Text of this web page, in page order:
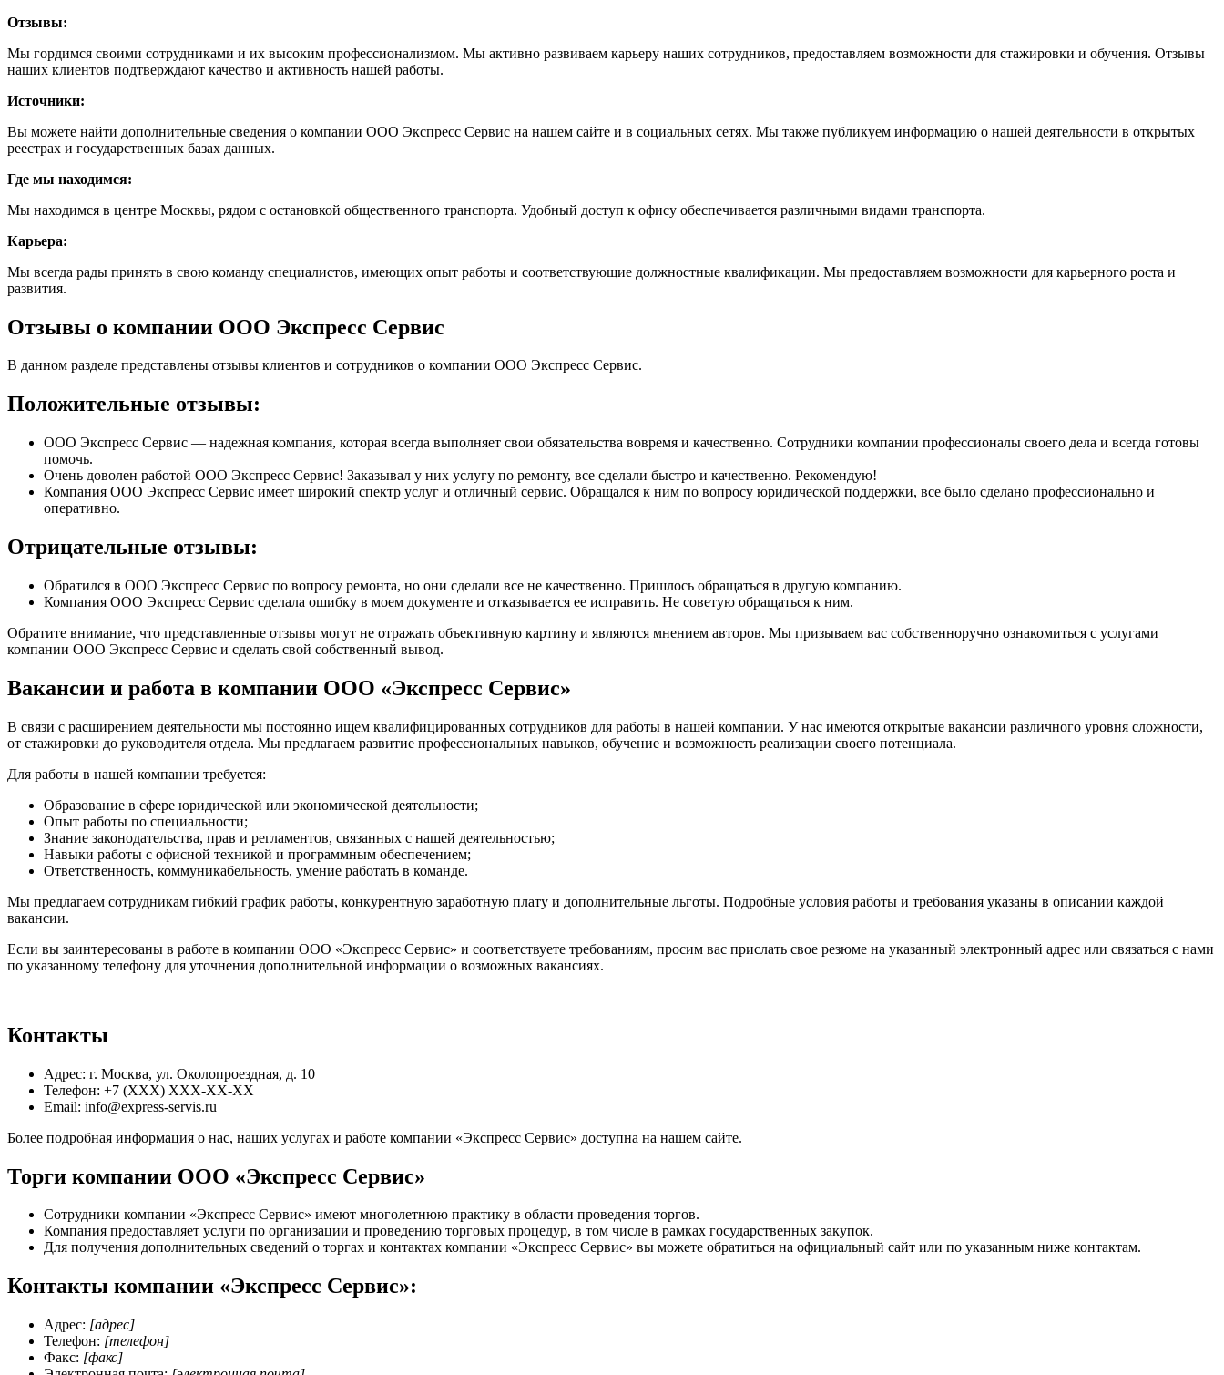
Отзывы:
Мы гордимся своими сотрудниками и их высоким профессионализмом. Мы активно развиваем карьеру наших сотрудников, предоставляем возможности для стажировки и обучения. Отзывы
наших клиентов подтверждают качество и активность нашей работы.
Источники:
Вы можете найти дополнительные сведения о компании ООО Экспресс Сервис на нашем сайте и в социальных сетях. Мы также публикуем информацию о нашей деятельности в открытых
реестрах и государственных базах данных.
Где мы находимся:
Мы находимся в центре Москвы, рядом с остановкой общественного транспорта. Удобный доступ к офису обеспечивается различными видами транспорта.
Карьера:
Мы всегда рады принять в свою команду специалистов, имеющих опыт работы и соответствующие должностные квалификации. Мы предоставляем возможности для карьерного роста и
развития.
Отзывы о компании ООО Экспресс Сервис
В данном разделе представлены отзывы клиентов и сотрудников о компании ООО Экспресс Сервис.
Положительные отзывы:
ООО Экспресс Сервис — надежная компания, которая всегда выполняет свои обязательства вовремя и качественно. Сотрудники компании профессионалы своего дела и всегда готовы
помочь.
Очень доволен работой ООО Экспресс Сервис! Заказывал у них услугу по ремонту, все сделали быстро и качественно. Рекомендую!
Компания ООО Экспресс Сервис имеет широкий спектр услуг и отличный сервис. Обращался к ним по вопросу юридической поддержки, все было сделано профессионально и
оперативно.
Отрицательные отзывы:
Обратился в ООО Экспресс Сервис по вопросу ремонта, но они сделали все не качественно. Пришлось обращаться в другую компанию.
Компания ООО Экспресс Сервис сделала ошибку в моем документе и отказывается ее исправить. Не советую обращаться к ним.
Обратите внимание, что представленные отзывы могут не отражать объективную картину и являются мнением авторов. Мы призываем вас собственноручно ознакомиться с услугами
компании ООО Экспресс Сервис и сделать свой собственный вывод.
Вакансии и работа в компании ООО «Экспресс Сервис»
В связи с расширением деятельности мы постоянно ищем квалифицированных сотрудников для работы в нашей компании. У нас имеются открытые вакансии различного уровня сложности,
от стажировки до руководителя отдела. Мы предлагаем развитие профессиональных навыков, обучение и возможность реализации своего потенциала.
Для работы в нашей компании требуется:
Образование в сфере юридической или экономической деятельности;
Опыт работы по специальности;
Знание законодательства, прав и регламентов, связанных с нашей деятельностью;
Навыки работы с офисной техникой и программным обеспечением;
Ответственность, коммуникабельность, умение работать в команде.
Мы предлагаем сотрудникам гибкий график работы, конкурентную заработную плату и дополнительные льготы. Подробные условия работы и требования указаны в описании каждой
вакансии.
Если вы заинтересованы в работе в компании ООО «Экспресс Сервис» и соответствуете требованиям, просим вас прислать свое резюме на указанный электронный адрес или связаться с нами
по указанному телефону для уточнения дополнительной информации о возможных вакансиях.
Контакты
Адрес: г. Москва, ул. Околопроездная, д. 10
Телефон: +7 (XXX) XXX-XX-XX
Email: info@express-servis.ru
Более подробная информация о нас, наших услугах и работе компании «Экспресс Сервис» доступна на нашем сайте.
Торги компании ООО «Экспресс Сервис»
Сотрудники компании «Экспресс Сервис» имеют многолетнюю практику в области проведения торгов.
Компания предоставляет услуги по организации и проведению торговых процедур, в том числе в рамках государственных закупок.
Для получения дополнительных сведений о торгах и контактах компании «Экспресс Сервис» вы можете обратиться на официальный сайт или по указанным ниже контактам.
Контакты компании «Экспресс Сервис»:
Адрес: [адрес]
Телефон: [телефон]
Факс: [факс]